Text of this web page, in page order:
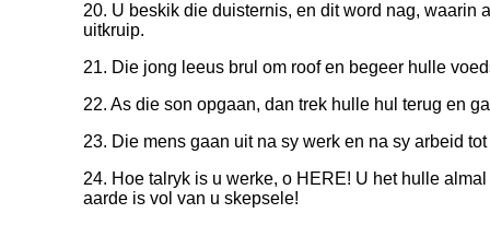
20. U beskik die duisternis, en dit word nag, waarin
uitkruip.
21. Die jong leeus brul om roof en begeer hulle
22. As die son opgaan, dan trek hulle hul terug en
23. Die mens gaan uit na sy werk en na sy arbeid
24. Hoe talryk is u werke, o HERE! U het hulle
aarde is vol van u skepsele!